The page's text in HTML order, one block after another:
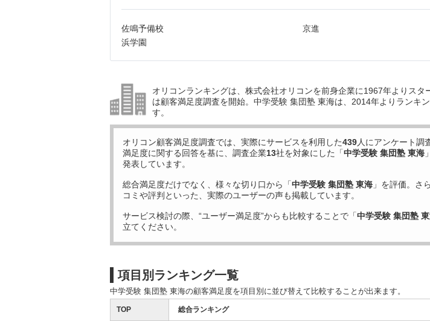
佐鳴予備校
京進
浜学園
オリコンランキングは、株式会社オリコンを前身企業に1967年よりスタ
は顧客満足度調査を開始。中学受験 集団塾 東海は、2014年よりランキ
す。
オリコン顧客満足度調査では、実際にサービスを利用した439人にアンケート調
満足度に関する回答を基に、調査企業13社を対象にした「中学受験 集団塾 東海
発表しています。
総合満足度だけでなく、様々な切り口から「中学受験 集団塾 東海 」を評価。さ
コミや評判といった、実際のユーザーの声も掲載しています。
サービス検討の際、“ユーザー満足度”からも比較することで「中学受験 集団塾
立てください。
項目別ランキング一覧
中学受験 集団塾 東海の顧客満足度を項目別に並び替えて比較することが出来ます。
TOP 総合ランキング